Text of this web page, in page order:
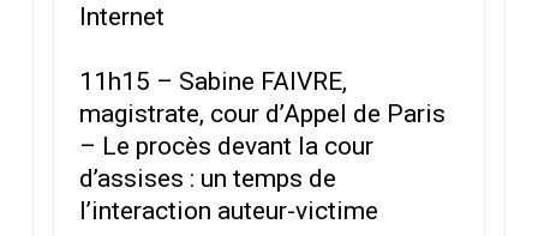
Internet
11h15 – Sabine FAIVRE,
magistrate, cour d’Appel de Paris
– Le procès devant la cour
d’assises : un temps de
l’interaction auteur-victime